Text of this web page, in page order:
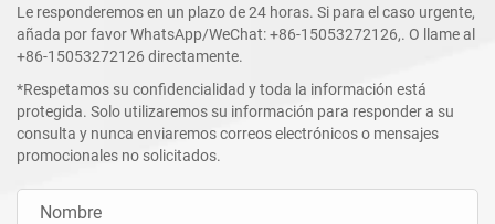
Le responderemos en un plazo de 24 horas. Si para el caso urgente,
añada por favor WhatsApp/WeChat:+86-15053272126,. O llame al
+86-15053272126 directamente.
*Respetamos su confidencialidad y toda la información está
protegida. Solo utilizaremos su información para responder a su
consulta y nunca enviaremos correos electrónicos o mensajes
promocionales no solicitados.